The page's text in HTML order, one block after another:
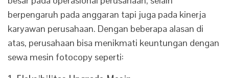
berpengaruh pada anggaran tapi juga pada kinerja
karyawan perusahaan. Dengan beberapa alasan di
atas, perusahaan bisa menikmati keuntungan dengan
sewa mesin fotocopy seperti: